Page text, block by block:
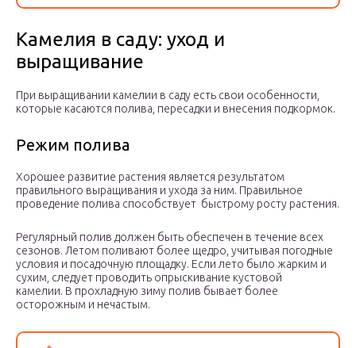
Камелия в саду: уход и
выращивание
При выращивании камелии в саду есть свои особенности,
которые касаются полива, пересадки и внесения подкормок.
Режим полива
Хорошее развитие растения является результатом
правильного выращивания и ухода за ним. Правильное
проведение полива способствует быстрому росту растения.
Регулярный полив должен быть обеспечен в течение всех
сезонов. Летом поливают более щедро, учитывая погодные
условия и посадочную площадку. Если лето было жарким и
сухим, следует проводить опрыскивание кустовой
камелии. В прохладную зиму полив бывает более
осторожным и нечастым.